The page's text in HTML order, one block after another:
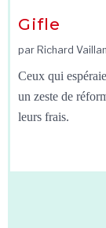
Gifle
par Richard
Ceux qui
un zeste de
leurs frais.